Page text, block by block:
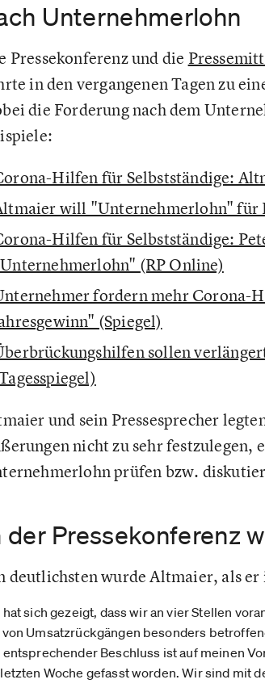
Unternehmerlohn
Pressekonferenz und die
in den vergangenen Tagen zu
die Forderung nach dem
Hilfen für Selbstständige:
will "Unternehmerlohn" für
Hilfen für Selbstständige:
(RP Online)
fordern mehr Corona-
(Spiegel)
sollen
und sein Pressesprecher
nicht zu sehr festzulegen,
prüfen bzw.
der Pressekonferenz
deutlichsten wurde Altmaier, als
hat sich gezeigt, dass wir an vier Stellen
Umsatzrückgängen besonders
entsprechender Beschluss ist auf meinen
Woche gefasst worden. Wir sind mit